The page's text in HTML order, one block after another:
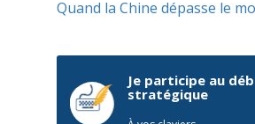
Quand la Chine dépasse le
Je participe au
stratégique